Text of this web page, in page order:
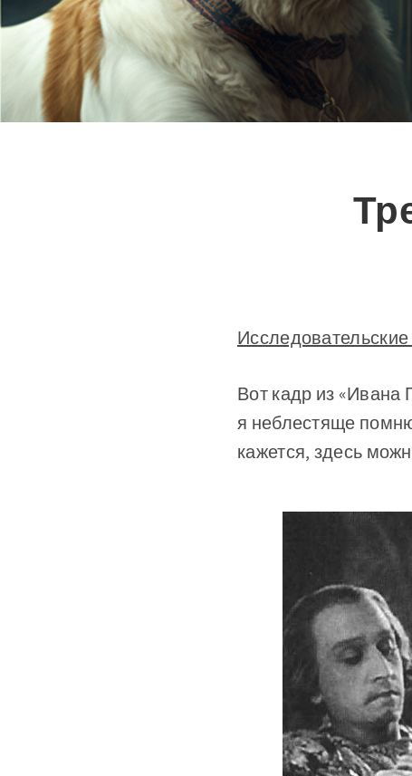
Вот кадр из «Ивана
я неблестяще
кажется, здесь